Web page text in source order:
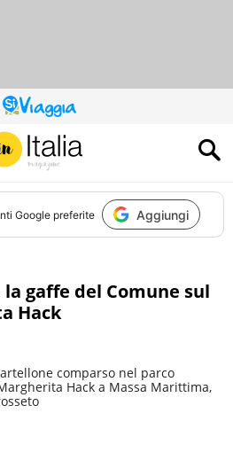
QUESTO
SITO
CONTRIBUISCE
ALL’AUDIENCE
DI
Google preferite Aggiungi
gaffe del Comune sul
Hack
comparso nel parco
Hack a Massa Marittima,